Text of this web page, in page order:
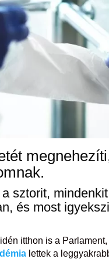
sztorit,
és most
itthon is a
lettek a